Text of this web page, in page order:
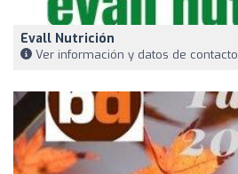
Evall Nutrición
Ver información y datos de contacto